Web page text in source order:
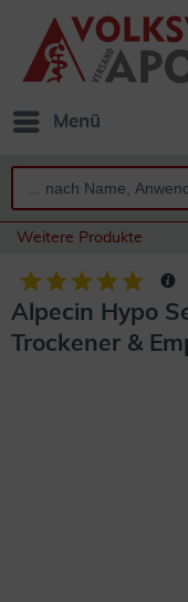
Menü
Weitere Produkte
Alpecin Hypo
Trockener &